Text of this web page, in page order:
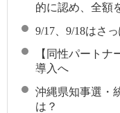
的に認め、全額
9/17、9/18はさ
【同性パート
導入へ
沖縄県知事選・
は？